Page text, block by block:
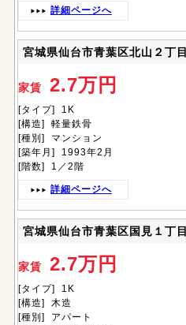
詳細ページへ
宮城県仙台市青葉区北山２丁目
家賃 2.7万円
[タイプ] 1K
[構造] 軽量鉄骨
[種別] マンション
[築年月] 1993年2月
[階数] 1／2階
詳細ページへ
宮城県仙台市青葉区国見１丁目
家賃 2.7万円
[タイプ] 1K
[構造] 木造
[種別] アパート